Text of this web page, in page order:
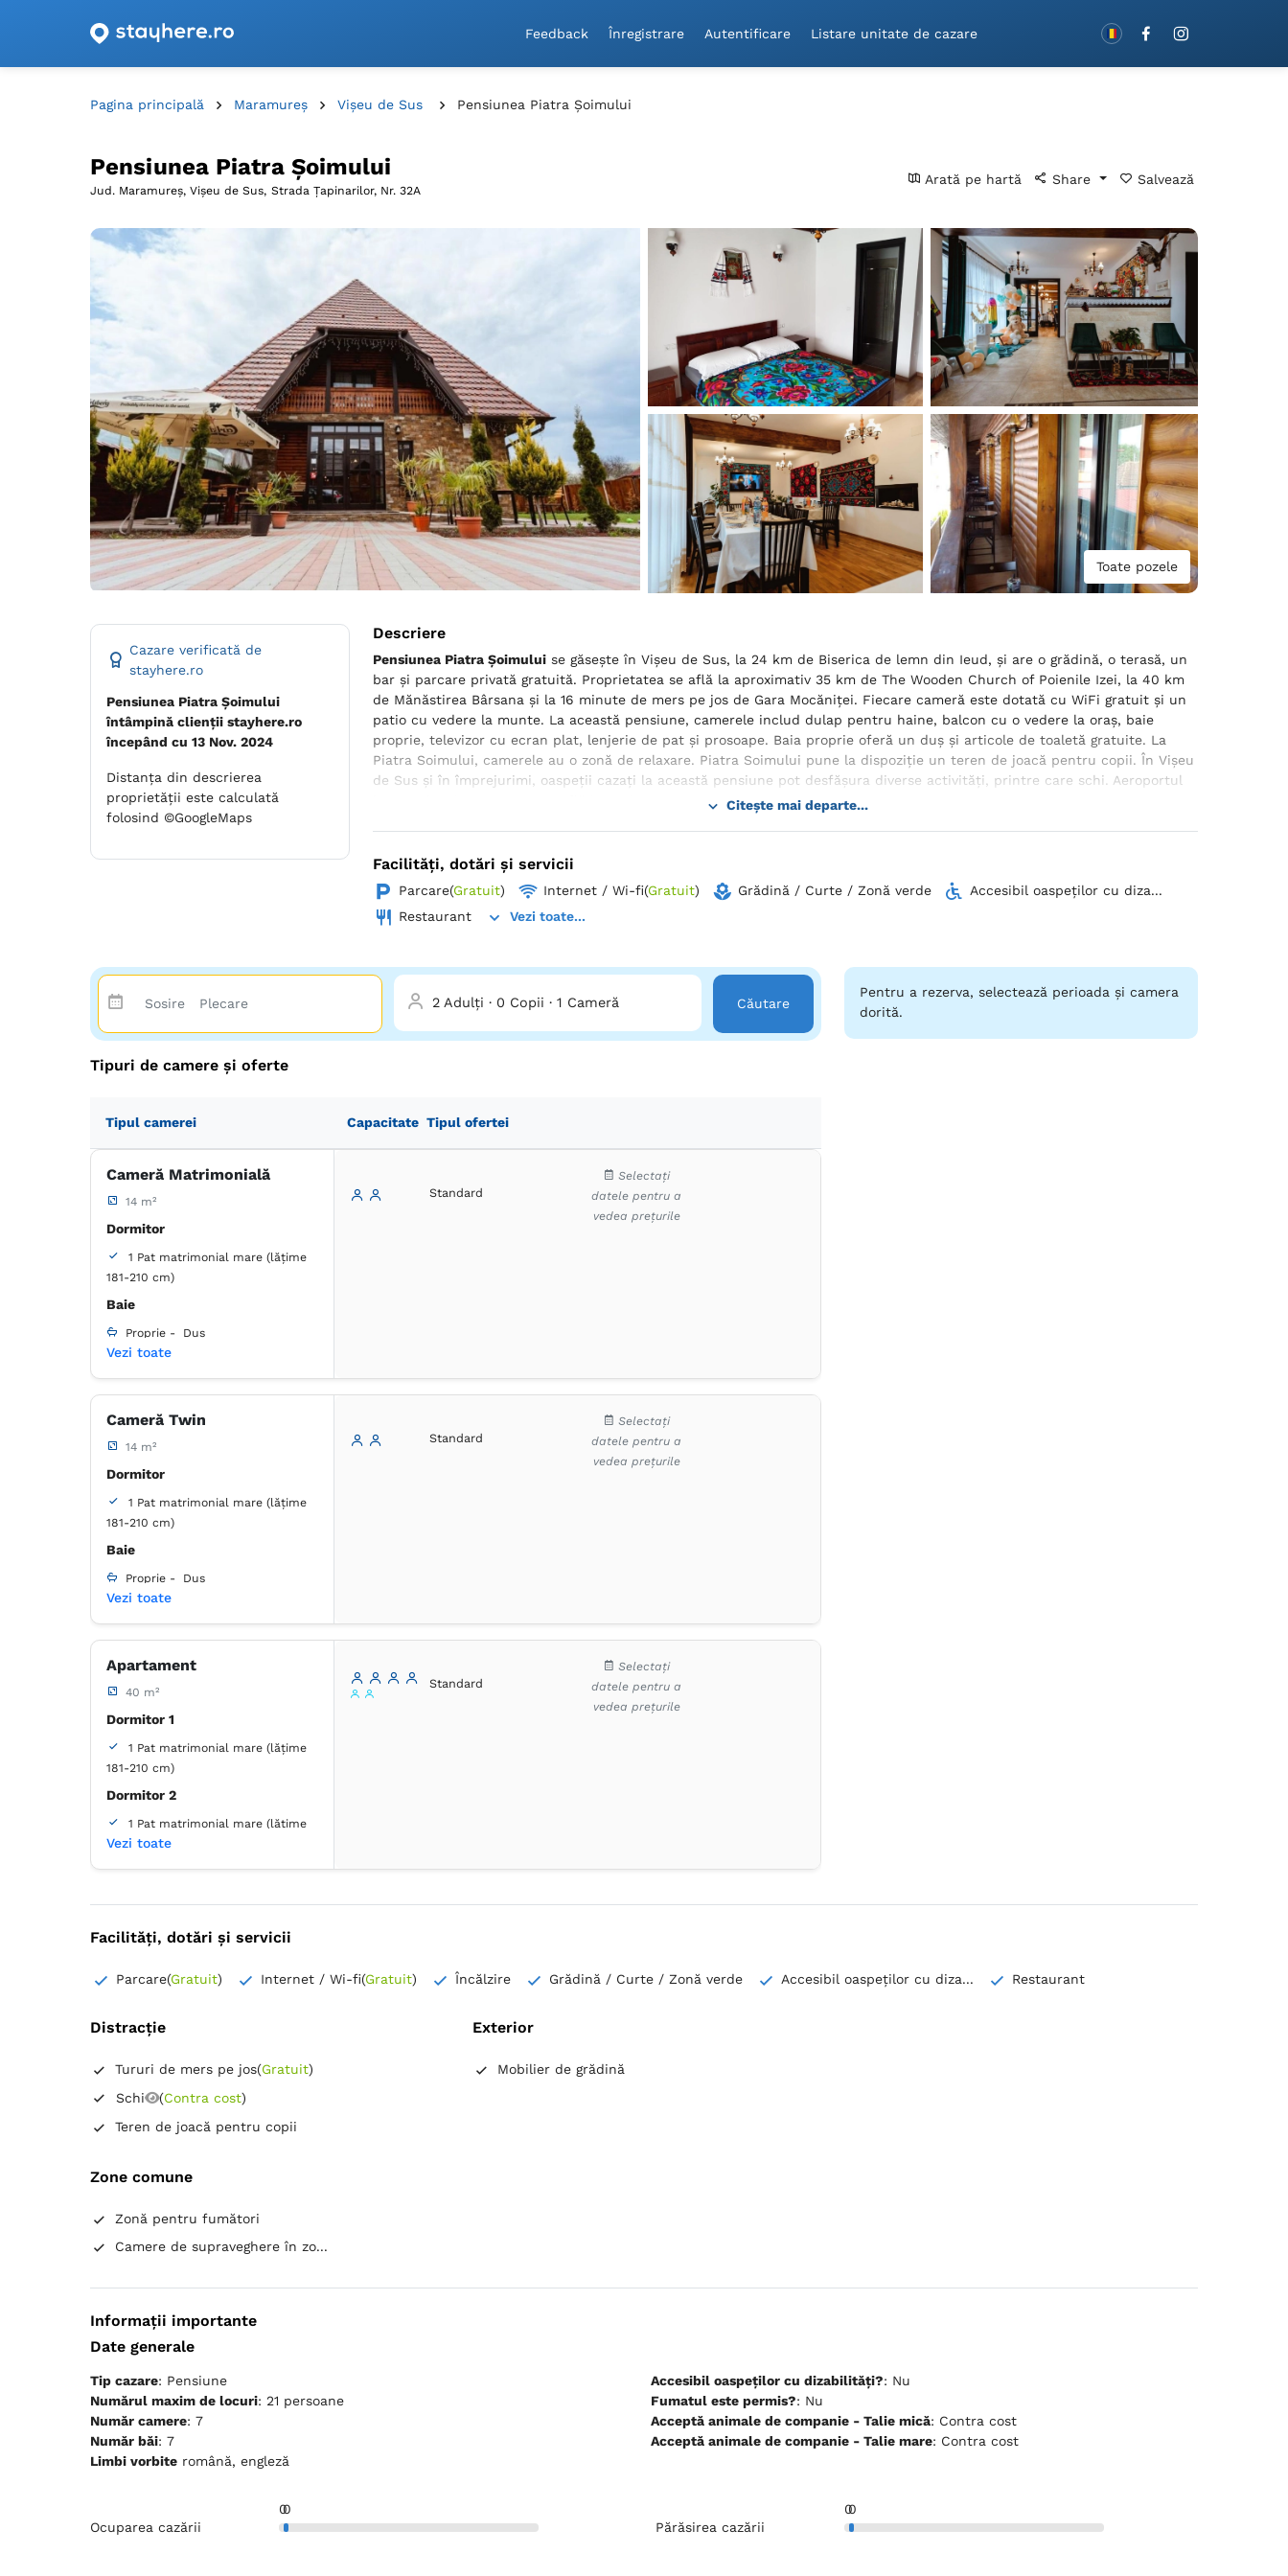
Feedback
Înregistrare Autentificare Listare unitate de cazare
Pagina principală Maramureș Vişeu de Sus Pensiunea Piatra Șoimului
Pensiunea Piatra Șoimului
Jud. Maramureș, Vişeu de Sus, Strada Ţapinarilor, Nr. 32A
Arată pe hartă Share Salvează
Toate pozele
Cazare verificată de
stayhere.ro
Pensiunea Piatra Șoimului
întâmpină clienții stayhere.ro
începând cu 13 Nov. 2024
Distanța din descrierea
proprietății este calculată
folosind ©GoogleMaps
Descriere
Pensiunea Piatra Șoimului se găsește în Vişeu de Sus, la 24 km de Biserica de lemn din Ieud, și are o grădină, o terasă, un
bar și parcare privată gratuită. Proprietatea se află la aproximativ 35 km de The Wooden Church of Poienile Izei, la 40 km
de Mănăstirea Bârsana și la 16 minute de mers pe jos de Gara Mocăniţei. Fiecare cameră este dotată cu WiFi gratuit și un
patio cu vedere la munte. La această pensiune, camerele includ dulap pentru haine, balcon cu o vedere la oraș, baie
proprie, televizor cu ecran plat, lenjerie de pat și prosoape. Baia proprie oferă un duș și articole de toaletă gratuite. La
Piatra Soimului, camerele au o zonă de relaxare. Piatra Soimului pune la dispoziție un teren de joacă pentru copii. În Vişeu
de Sus și în împrejurimi, oaspeții cazați la această pensiune pot desfășura diverse activități, printre care schi. Aeroportul
Citește mai departe...
Facilități, dotări și servicii
Parcare(Gratuit) Internet / Wi-fi(Gratuit) Grădină / Curte / Zonă verde
Accesibil oaspeților cu diza...
Restaurant
Vezi toate...
2 Adulți· 0 Copii ·1 Cameră Căutare
Tipuri de camere și oferte
Tipul camerei Capacitate Tipul ofertei
Cameră Matrimonială
14 m²
Dormitor
1 Pat matrimonial mare (lățime
181-210 cm)
Baie
Proprie - Duș
Vezi toate
Standard
Selectați
datele pentru a
vedea prețurile
Cameră Twin
14 m²
Dormitor
1 Pat matrimonial mare (lățime
181-210 cm)
Baie
Proprie - Duș
Vezi toate
Standard
Selectați
datele pentru a
vedea prețurile
Apartament
40 m²
Dormitor 1
1 Pat matrimonial mare (lățime
181-210 cm)
Dormitor 2
1 Pat matrimonial mare (lățime
181-210 cm)
Baie
Vezi toate
Standard
Selectați
datele pentru a
vedea prețurile
Pentru a rezerva, selectează perioada și camera
dorită.
Facilități, dotări și servicii
Parcare(Gratuit) Internet / Wi-fi(Gratuit) Încălzire Grădină / Curte / Zonă verde Accesibil oaspeților cu diza... Restaurant
Distracție
Tururi de mers pe jos(Gratuit)
Schi
(Contra cost)
Teren de joacă pentru copii
Zone comune
Zonă pentru fumători
Camere de supraveghere în zo...
Exterior
Mobilier de grădină
Informații importante
Date generale
Tip cazare: Pensiune
Numărul maxim de locuri: 21 persoane
Număr camere: 7
Număr băi: 7
Limbi vorbite română, engleză
Accesibil oaspeților cu dizabilități?
: Nu
Fumatul este permis?
: Nu
Acceptă animale de companie - Talie mică
: Contra cost
Acceptă animale de companie - Talie mare
: Contra cost
Ocuparea cazării
00
Părăsirea cazării
00